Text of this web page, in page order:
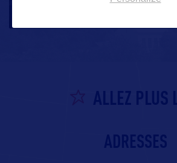
ALLEZ PLUS
ADRESSES